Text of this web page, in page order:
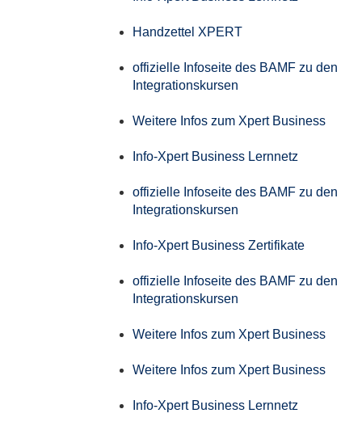
Handzettel XPERT
offizielle Infoseite des BAMF zu den
Integrationskursen
Weitere Infos zum Xpert Business
Info-Xpert Business Lernnetz
offizielle Infoseite des BAMF zu den
Integrationskursen
Info-Xpert Business Zertifikate
offizielle Infoseite des BAMF zu den
Integrationskursen
Weitere Infos zum Xpert Business
Weitere Infos zum Xpert Business
Info-Xpert Business Lernnetz